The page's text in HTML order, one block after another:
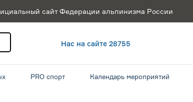
сайт Федерации альпинизма России
Нас на сайте 28755
PRO спорт Календарь мероприятий